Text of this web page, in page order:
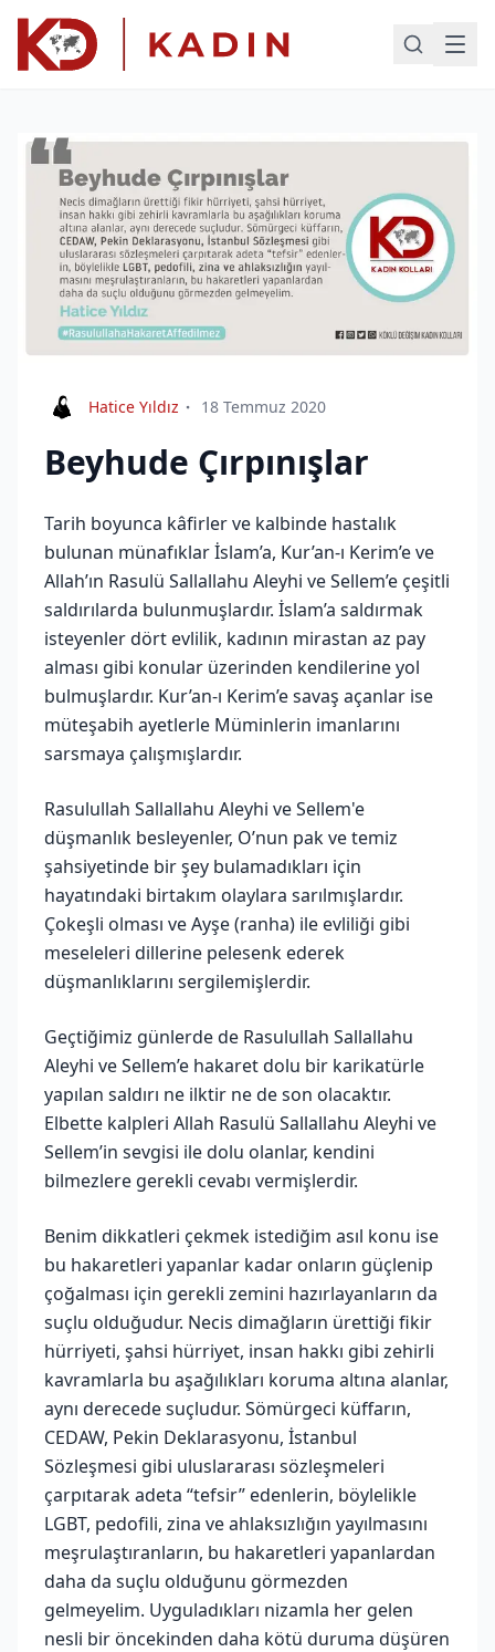
Hatice Yıldız 18 Temmuz 2020
Beyhude Çırpınışlar
Tarih boyunca kâfirler ve kalbinde hastalık
bulunan münafıklar İslam’a, Kur’an-ı Kerim’e ve
Allah’ın Rasulü Sallallahu Aleyhi ve Sellem’e çeşitli
saldırılarda bulunmuşlardır. İslam’a saldırmak
isteyenler dört evlilik, kadının mirastan az pay
alması gibi konular üzerinden kendilerine yol
bulmuşlardır. Kur’an-ı Kerim’e savaş açanlar ise
müteşabih ayetlerle Müminlerin imanlarını
sarsmaya çalışmışlardır.
Rasulullah Sallallahu Aleyhi ve Sellem'e
düşmanlık besleyenler, O’nun pak ve temiz
şahsiyetinde bir şey bulamadıkları için
hayatındaki birtakım olaylara sarılmışlardır.
Çokeşli olması ve Ayşe (ranha) ile evliliği gibi
meseleleri dillerine pelesenk ederek
düşmanlıklarını sergilemişlerdir.
Geçtiğimiz günlerde de Rasulullah Sallallahu
Aleyhi ve Sellem’e hakaret dolu bir karikatürle
yapılan saldırı ne ilktir ne de son olacaktır.
Elbette kalpleri Allah Rasulü Sallallahu Aleyhi ve
Sellem’in sevgisi ile dolu olanlar, kendini
bilmezlere gerekli cevabı vermişlerdir.
Benim dikkatleri çekmek istediğim asıl konu ise
bu hakaretleri yapanlar kadar onların güçlenip
çoğalması için gerekli zemini hazırlayanların da
suçlu olduğudur. Necis dimağların ürettiği fikir
hürriyeti, şahsi hürriyet, insan hakkı gibi zehirli
kavramlarla bu aşağılıkları koruma altına alanlar,
aynı derecede suçludur. Sömürgeci küffarın,
CEDAW, Pekin Deklarasyonu, İstanbul
Sözleşmesi gibi uluslararası sözleşmeleri
çarpıtarak adeta “tefsir” edenlerin, böylelikle
LGBT, pedofili, zina ve ahlaksızlığın yayılmasını
meşrulaştıranların, bu hakaretleri yapanlardan
daha da suçlu olduğunu görmezden
gelmeyelim. Uyguladıkları nizamla her gelen
nesli bir öncekinden daha kötü duruma düşüren